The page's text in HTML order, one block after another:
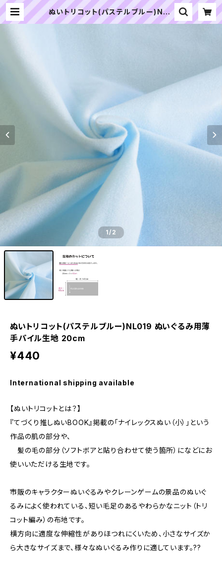
ぬいトリコット(パステルブルー)NL0
19 ぬいぐるみ用薄手パイル生地 20
1/2
ぬいトリコット(パステルブルー)NL019 ぬいぐるみ用薄
手パイル生地 20cm
¥440
International shipping available
【ぬいトリコットとは？】
『てづくり推しぬいBOOK』掲載の「ナイレックスぬい（小）」という
作品の肌の部分や、
髪の毛の部分（ソフトボアと貼り合わせて使う箇所）になどにお
使いいただける生地です。
市販のキャラクターぬいぐるみやクレーンゲームの景品のぬいぐ
るみによく使われている、短い毛足のあるやわらかなニット（トリ
コット編み）の布地です。
横方向に適度な伸縮性がありほつれにくいため、小さなサイズか
ら大きなサイズまで、様々なぬいぐるみ作りに適しています。??